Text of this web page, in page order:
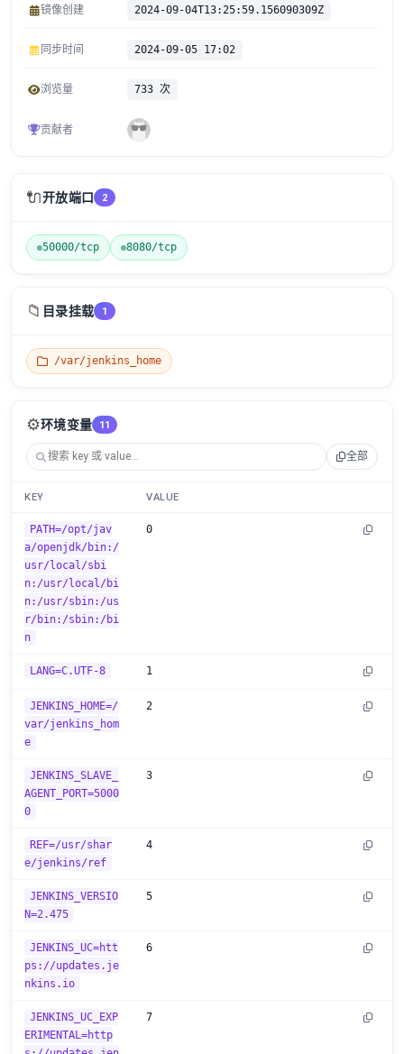
镜像创建 2024-09-04T13:25:59.156090309Z
同步时间 2024-09-05 17:02
浏览量 733 次
贡献者
🔌开放端口 2
50000/tcp 8080/tcp
📁 目录挂载 1
/var/jenkins_home
⚙️环境变量 11
全部
KEY VALUE
PATH=/opt/jav
a/openjdk/bin:/
usr/local/sbi
n:/usr/local/bi
n:/usr/sbin:/us
r/bin:/sbin:/bi
n
0
LANG=C.UTF-8 1
JENKINS_HOME=/
var/jenkins_hom
e
2
JENKINS_SLAVE_
AGENT_PORT=5000
0
3
REF=/usr/shar
e/jenkins/ref
4
JENKINS_VERSIO
N=2.475
5
JENKINS_UC=htt
ps://updates.je
nkins.io
6
JENKINS_UC_EXP
ERIMENTAL=http
7